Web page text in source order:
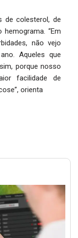
de colesterol, de
“Em
não vejo
Aqueles que
porque nosso
facilidade de
orienta